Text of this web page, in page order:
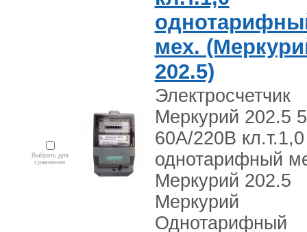
Выбрать для
сравнения
мех.
202.5)
Электросчетчик
Меркурий 202.5
60А/220В кл.т.1,0
однотарифный
Меркурий 202.5
Меркурий
Однотарифный